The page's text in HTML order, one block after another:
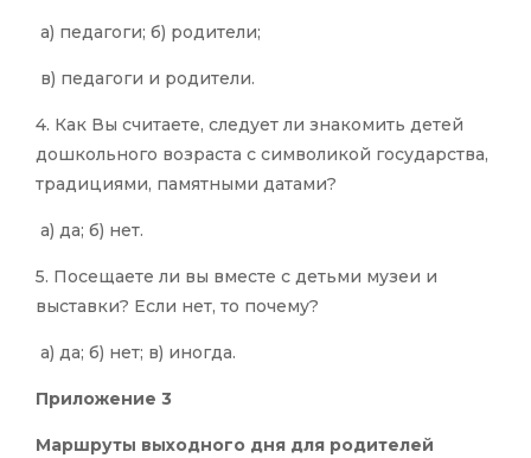
а) педагоги; б) родители;
в) педагоги и родители.
4. Как Вы считаете, следует ли знакомить детей
дошкольного возраста с символикой государства,
традициями, памятными датами?
а) да; б) нет.
5. Посещаете ли вы вместе с детьми музеи и
выставки? Если нет, то почему?
а) да; б) нет; в) иногда.
Приложение 3
Маршруты выходного дня для родителей